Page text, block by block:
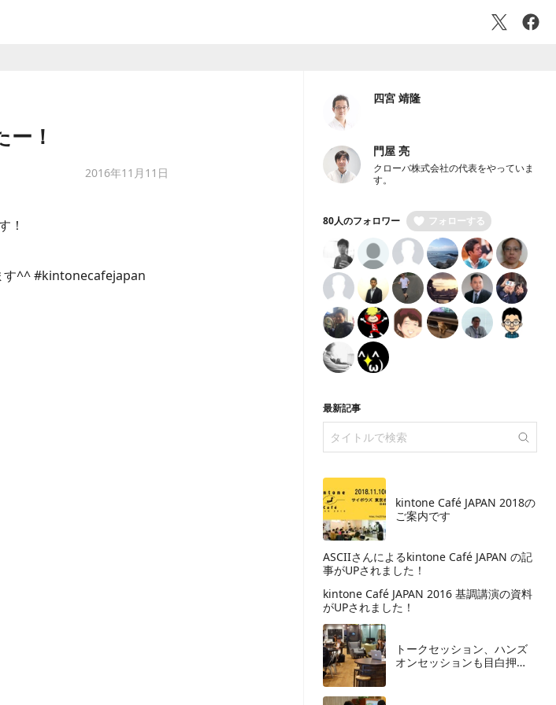
！
2016年11月11日
！
す^^ #kintonecafejapan
四宮 靖隆
門屋 亮
クローバ株式会社の代表をやっていま
す。
80人のフォロワー フォローする
最新記事
kintone Café JAPAN 2018の
ご案内です
ASCIIさんによるkintone Café JAPAN の記
事がUPされました！
kintone Café JAPAN 2016 基調講演の資料
がUPされました！
トークセッション、ハンズ
オンセッションも目白押